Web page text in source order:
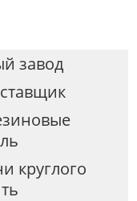
завод
круглого